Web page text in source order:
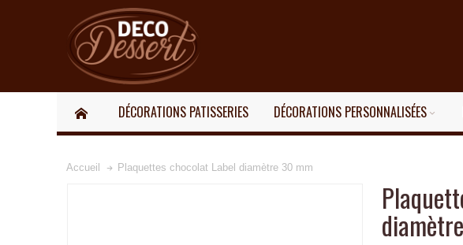
DÉCORATIONS PATISSERIES DÉCORATIONS PERSONNALISÉES
Accueil Plaquettes chocolat Label diamètre 30 mm